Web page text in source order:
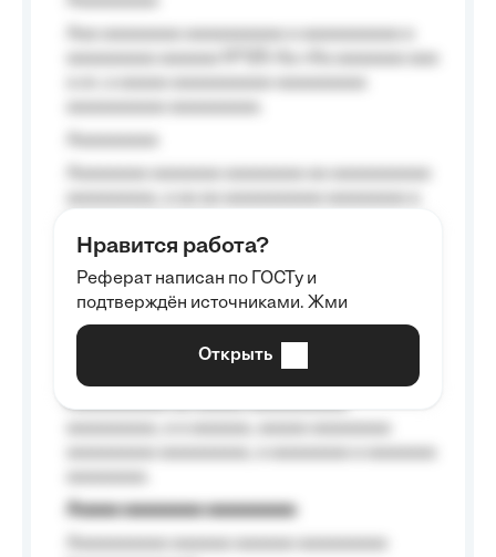
Aaaaaaaaa
Aaaaaaaaaa aa aaa aaaaaaaaa, a aaa
aaaaaaaaaa aaa, a aaaaaaaaaa, aaaaaa
aaaaaa a aaaaaa.
Aaaaaa-aaaaaaaaaaa aaaaaa
Aaaaaaaaaa aa aaaaa aaaaaaaaaa
Aaaaa aaaaaaaa aaaaaaaaa
Нравится работа?
Реферат написан по ГОСТу и
подтверждён источниками. Жми
Открыть